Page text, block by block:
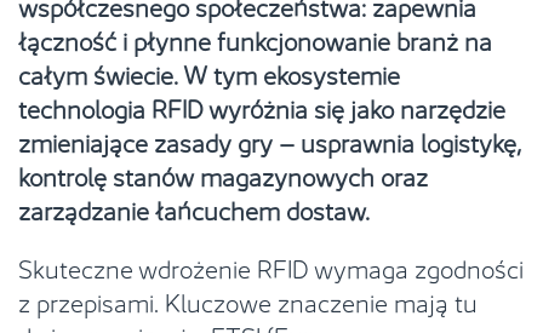
łączność i płynne funkcjonowanie branż na
całym świecie. W tym ekosystemie
technologia RFID wyróżnia się jako narzędzie
zmieniające zasady gry – usprawnia logistykę,
kontrolę stanów magazynowych oraz
zarządzanie łańcuchem dostaw.
Skuteczne wdrożenie RFID wymaga zgodności
z przepisami. Kluczowe znaczenie mają tu